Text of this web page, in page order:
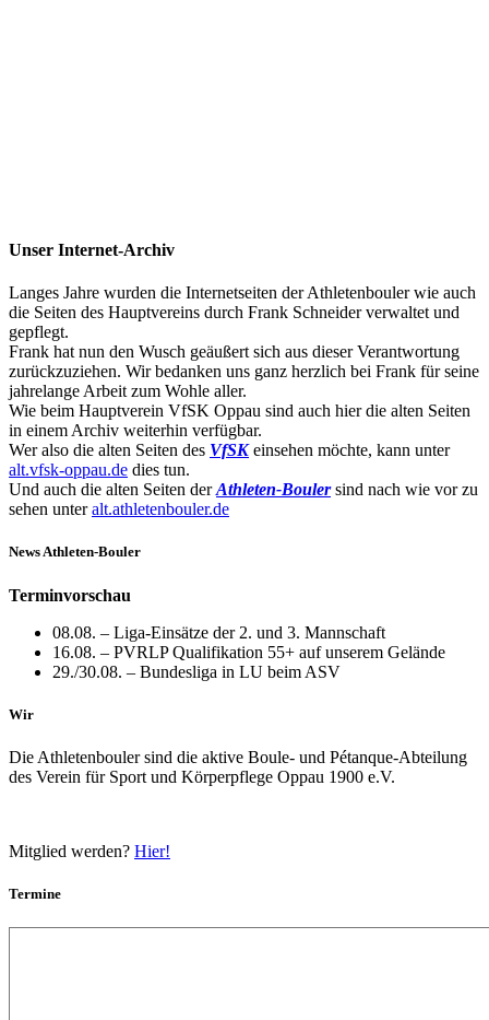
Unser Internet-Archiv
Langes Jahre wurden die Internetseiten der Athletenbouler wie auch
die Seiten des Hauptvereins durch Frank Schneider verwaltet und
gepflegt.
Frank hat nun den Wusch geäußert sich aus dieser Verantwortung
zurückzuziehen. Wir bedanken uns ganz herzlich bei Frank für seine
jahrelange Arbeit zum Wohle aller.
Wie beim Hauptverein VfSK Oppau sind auch hier die alten Seiten
in einem Archiv weiterhin verfügbar.
Wer also die alten Seiten des VfSKeinsehen möchte, kann unter
alt.vfsk-oppau.de dies tun.
Und auch die alten Seiten derAthleten-Boulersind nach wie vor zu
sehen unteralt.athletenbouler.de
News Athleten-Bouler
Terminvorschau
08.08. – Liga-Einsätze der 2. und 3. Mannschaft
16.08. – PVRLP Qualifikation 55+ auf unserem Gelände
29./30.08. – Bundesliga in LU beim ASV
Wir
Die Athletenbouler sind die aktive Boule- und Pétanque-Abteilung
des Verein für Sport und Körperpflege Oppau 1900 e.V.
Mitglied werden? Hier!
Termine